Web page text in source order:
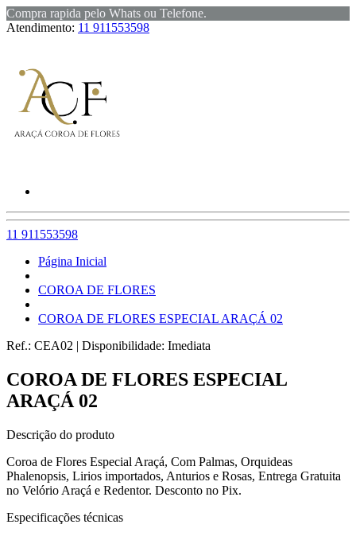
Compra rapida pelo Whats ou Telefone.
Atendimento: 11 911553598
11 911553598
Página Inicial
COROA DE FLORES
COROA DE FLORES ESPECIAL ARAÇÁ 02
Ref.: CEA02 | Disponibilidade: Imediata
COROA DE FLORES ESPECIAL
ARAÇÁ 02
Descrição do produto
Coroa de Flores Especial Araçá, Com Palmas, Orquideas
Phalenopsis, Lirios importados, Anturios e Rosas, Entrega Gratuita
no Velório Araçá e Redentor. Desconto no Pix.
Especificações técnicas